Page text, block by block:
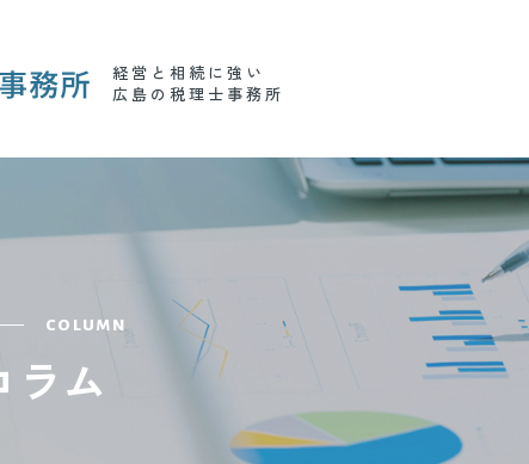
経営と相続に強い
広島の税理士事務所
column
ラム